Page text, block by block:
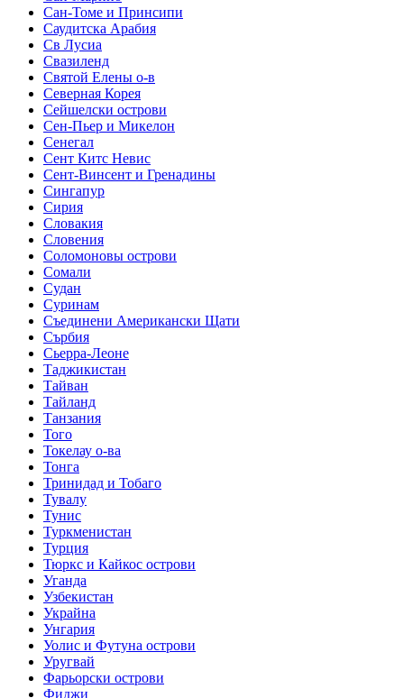
Сан-Томе и Принсипи
Саудитска Арабия
Св Лусиа
Свазиленд
Святой Елены о-в
Северная Корея
Сейшелски острови
Сен-Пьер и Микелон
Сенегал
Сент Китс Невис
Сент-Винсент и Гренадины
Сингапур
Сирия
Словакия
Словения
Соломоновы острови
Сомали
Судан
Суринам
Съединени Американски Щати
Сърбия
Сьерра-Леоне
Таджикистан
Тайван
Тайланд
Танзания
Того
Токелау о-ва
Тонга
Тринидад и Тобаго
Тувалу
Тунис
Туркменистан
Турция
Тюркс и Кайкос острови
Уганда
Узбекистан
Украйна
Унгария
Уолис и Футуна острови
Уругвай
Фарьорски острови
Фиджи